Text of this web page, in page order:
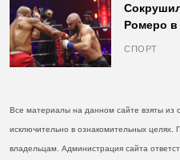
Ромеро
СПОРТ
Все материалы на данном сайте взяты из
исключительно в ознакомительных
владельцам. Администрация сайта